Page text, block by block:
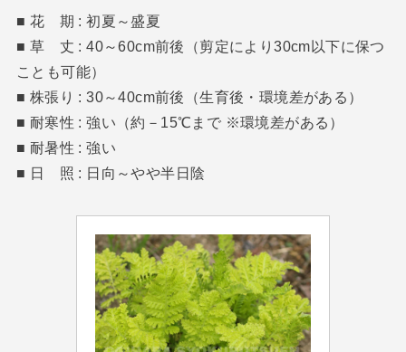
■ 花 期 : 初夏～盛夏
■ 草 丈 : 40～60cm前後（剪定により30cm以下に保つ
ことも可能）
■ 株張り : 30～40cm前後（生育後・環境差がある）
■ 耐寒性 : 強い（約－15℃まで ※環境差がある）
■ 耐暑性 : 強い
■ 日 照 : 日向～やや半日陰